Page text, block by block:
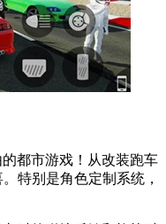
都市游戏！从改装跑车
特别是角色定制系统，